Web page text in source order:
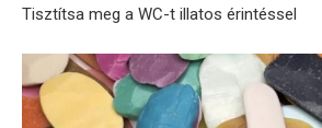
Tisztítsa meg a WC-t illatos érintéssel